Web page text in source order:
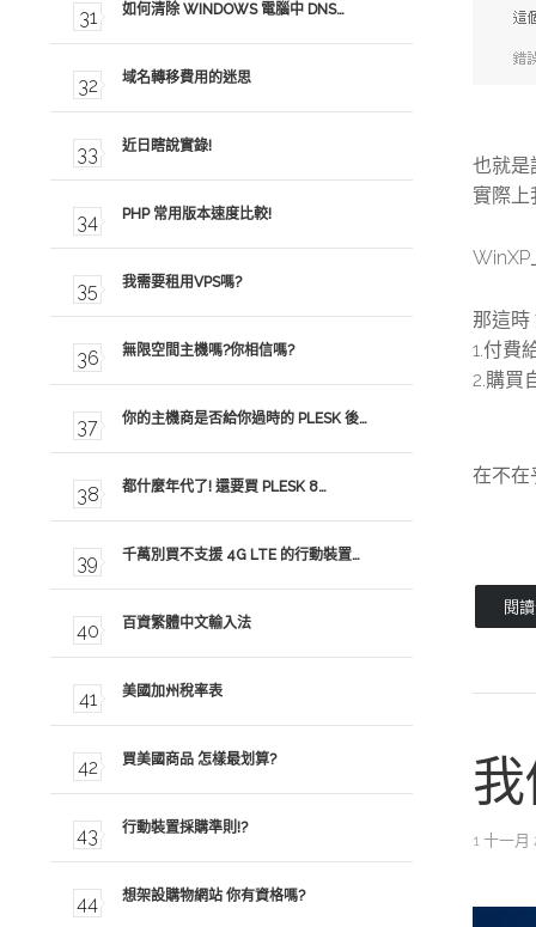
也就
實際上
WinXP
那這時
1.付費
2.購買
在不在
閱
1 十一月
如何清除 WINDOWS 電腦中 DNS…
域名轉移費用的迷思
近日瞎說實錄!
PHP 常用版本速度比較!
我需要租用VPS嗎?
無限空間主機嗎?你相信嗎?
你的主機商是否給你過時的 PLESK 後…
都什麼年代了! 還要買 PLESK 8…
千萬別買不支援 4G LTE 的行動裝置…
百資繁體中文輸入法
美國加州稅率表
買美國商品 怎樣最划算?
行動裝置採購準則!?
想架設購物網站 你有資格嗎?